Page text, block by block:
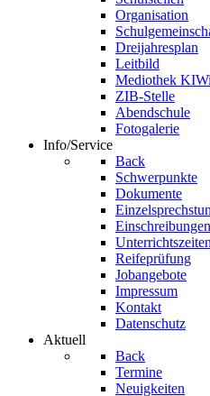
Organisation
Dreijahresplan
Leitbild
Mediothek KIWi
ZIB-Stelle
Abendschule
Fotogalerie
Info/Service
Back
Schwerpunkte
Dokumente
Einschreibungen
Unterrichtszeiten
Reifeprüfung
Jobangebote
Impressum
Kontakt
Datenschutz
Aktuell
Back
Termine
Neuigkeiten